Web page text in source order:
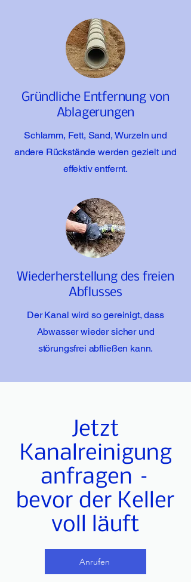
Gründliche Entfernung von
Ablagerungen
Schlamm, Fett, Sand, Wurzeln und
andere Rückstände werden gezielt und
effektiv entfernt.
Wiederherstellung des freien
Abflusses
Der Kanal wird so gereinigt, dass
Abwasser wieder sicher und
störungsfrei abfließen kann.
Jetzt
Kanalreinigung
anfragen –
bevor der Keller
voll läuft
Anrufen